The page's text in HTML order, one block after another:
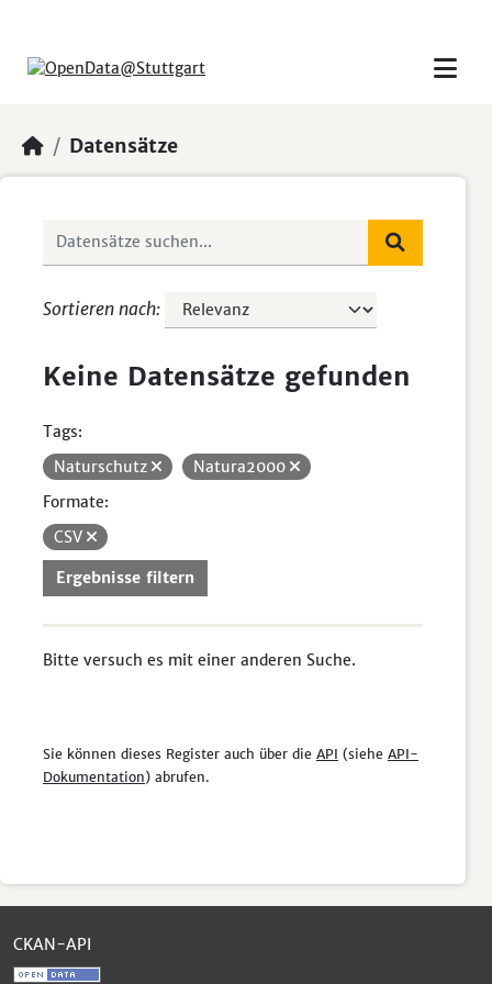
Datensätze
Sortieren nach
Keine Datensätze gefunden
Tags:
Naturschutz
Natura2000
Formate:
CSV
Ergebnisse filtern
Bitte versuch es mit einer anderen Suche.
Sie können dieses Register auch über die API (siehe API-
Dokumentation) abrufen.
CKAN-API